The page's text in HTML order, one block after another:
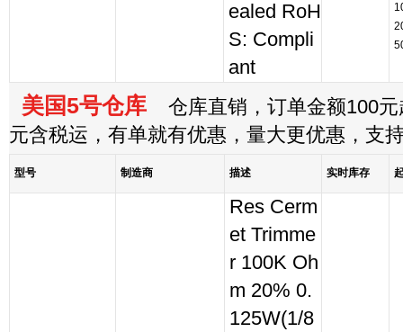
ealed RoH
S: Compli
ant
美国5号仓库 仓库直销，订单金额100元
元含税运，有单就有优惠，量大更优惠，支
型号 制造商 描述 实时库存
Res Cerm
et Trimme
r 100K Oh
m 20% 0.
125W(1/8